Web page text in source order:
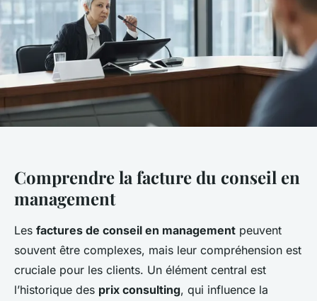
Comprendre la facture du conseil en
management
Les factures de conseil en management peuvent
souvent être complexes, mais leur compréhension est
cruciale pour les clients. Un élément central est
l’historique des prix consulting, qui influence la